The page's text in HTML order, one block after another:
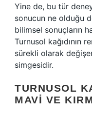
Yine de, bu tür
sonucun ne olduğu
bilimsel sonuçların
Turnusol kağıdının
sürekli olarak
simgesidir.
TURNUSOL
MAVI VE